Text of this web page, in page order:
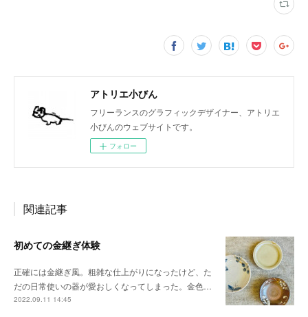
アトリエ小びん
フリーランスのグラフィックデザイナー、アトリエ
小びんのウェブサイトです。
フォロー
関連記事
初めての金継ぎ体験
正確には金継ぎ風。粗雑な仕上がりになったけど、た
だの日常使いの器が愛おしくなってしまった。金色…
2022.09.11 14:45